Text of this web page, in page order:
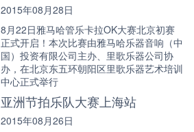
2015年08月28日
8月22日雅马哈管乐卡拉OK大赛北京初赛
正式开启！本次比赛由雅马哈乐器音响（中
国）投资有限公司主办、里歌乐器公司协
办，在北京东五环朝阳区里歌乐器艺术培训
中心正式举行
亚洲节拍乐队大赛上海站
2015年08月26日